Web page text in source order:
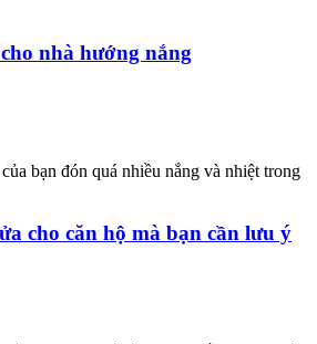
nhà hướng nắng
bạn đón quá nhiều nắng và nhiệt trong
cho căn hộ mà bạn cần lưu ý